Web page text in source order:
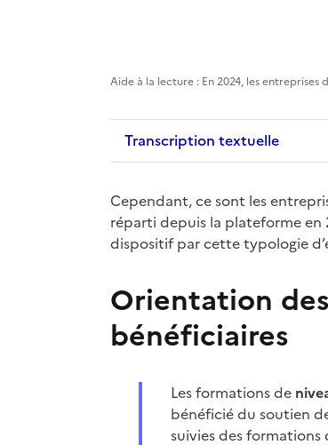
Aide à la lecture : En 2024, les entreprises
Transcription textuelle
Cependant, ce sont les
réparti depuis la plateforme en
dispositif par cette typologie
Orientation
bénéficiaires
Les formations de
bénéficié du soutien
suivies des formations